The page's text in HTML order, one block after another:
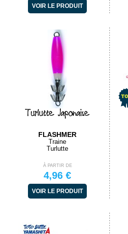
VOIR LE PRODUIT
Turlutte Japonaise
FLASHMER
Traine
Turlutte
À PARTIR DE
4,96 €
VOIR LE PRODUIT